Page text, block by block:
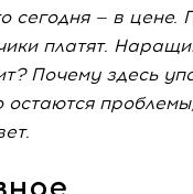
сегодня — в
платят.
Почему здесь
остаются